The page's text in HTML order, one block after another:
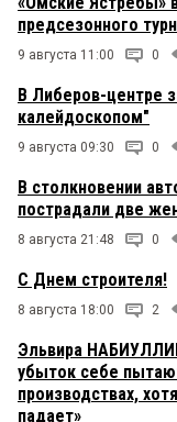
предсезонного
9 августа 11:00 0
В Либеров-центре
калейдоскопом"
9 августа 09:30 0
В столкновении
пострадали две
8 августа 21:48 0
С Днем строителя!
8 августа 18:00 2
Эльвира
убыток себе
производствах,
падает»